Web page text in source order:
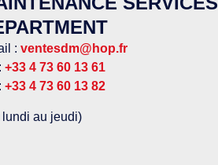
: ventesdm@hop.fr
+33 4 73 60 13 61
+33 4 73 60 13 82
lundi au jeudi)